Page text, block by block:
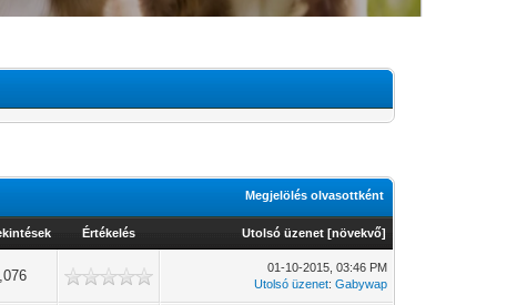
Megjelölés olvasottként
Értékelés Utolsó üzenet [növekvő]
01-10-2015, 03:46 PM
Utolsó üzenet:Gabywap